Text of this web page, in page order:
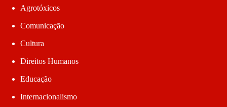
Agrotóxicos
Comunicação
Cultura
Direitos Humanos
Educação
Internacionalismo